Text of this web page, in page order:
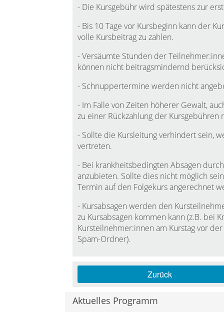
- Die Kursgebühr wird spätestens zur
- Bis 10 Tage vor Kursbeginn kann der
volle Kursbeitrag zu zahlen.
- Versäumte Stunden der
können nicht beitragsmindernd
- Schnuppertermine werden nicht
- Im Falle von Zeiten höherer Gewalt,
zu einer Rückzahlung der Kursgebühren
- Sollte die Kursleitung verhindert sein,
vertreten.
- Bei krankheitsbedingten Absagen
anzubieten. Sollte dies nicht möglich
Termin auf den Folgekurs angerechnet
- Kursabsagen werden den
zu Kursabsagen kommen kann (z.B. bei
Kursteilnehmer:innen am Kurstag vor
Spam-Ordner).
Zurück
Aktuelles Programm